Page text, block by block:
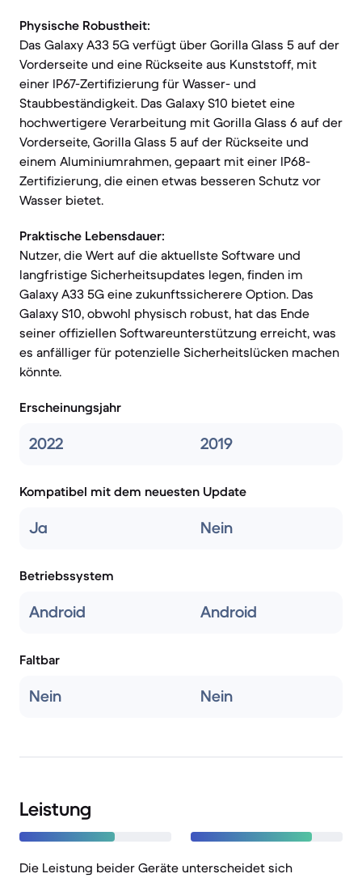
Physische Robustheit:
Das Galaxy A33 5G verfügt über Gorilla Glass 5 auf der
Vorderseite und eine Rückseite aus Kunststoff, mit
einer IP67-Zertifizierung für Wasser- und
Staubbeständigkeit. Das Galaxy S10 bietet eine
hochwertigere Verarbeitung mit Gorilla Glass 6 auf der
Vorderseite, Gorilla Glass 5 auf der Rückseite und
einem Aluminiumrahmen, gepaart mit einer IP68-
Zertifizierung, die einen etwas besseren Schutz vor
Wasser bietet.
Praktische Lebensdauer:
Nutzer, die Wert auf die aktuellste Software und
langfristige Sicherheitsupdates legen, finden im
Galaxy A33 5G eine zukunftssicherere Option. Das
Galaxy S10, obwohl physisch robust, hat das Ende
seiner offiziellen Softwareunterstützung erreicht, was
es anfälliger für potenzielle Sicherheitslücken machen
könnte.
Erscheinungsjahr
2022 2019
Kompatibel mit dem neuesten Update
Ja Nein
Betriebssystem
Android Android
Faltbar
Nein Nein
Leistung
Die Leistung beider Geräte unterscheidet sich